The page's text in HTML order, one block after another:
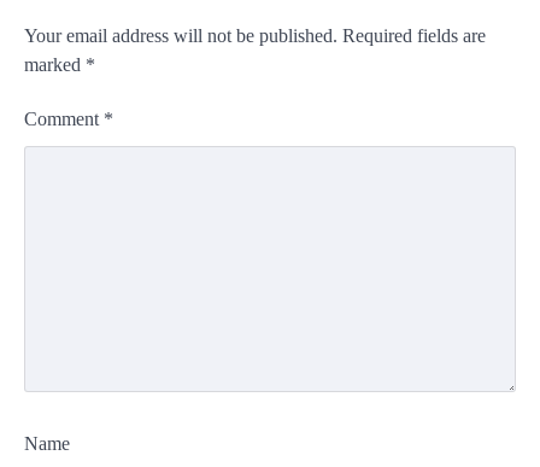
Your email address will not be published. Required fields are
marked *
Comment *
Name